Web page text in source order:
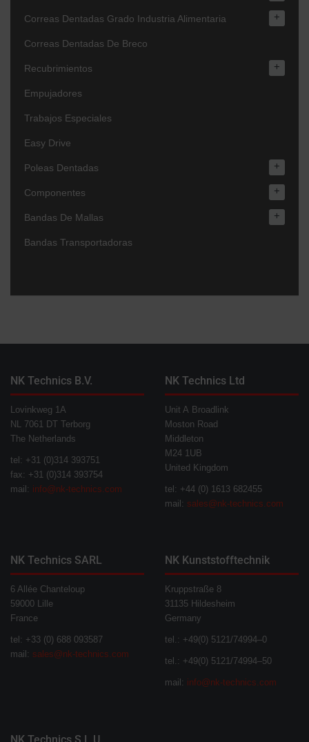
Correas Dentadas Grado Industria Alimentaria +
Correas Dentadas De Breco
Recubrimientos +
Empujadores
Trabajos Especiales
Easy Drive
Poleas Dentadas +
Componentes +
Bandas De Mallas +
Bandas Transportadoras
NK Technics B.V.
Lovinkweg 1A
NL 7061 DT Terborg
The Netherlands
tel: +31 (0)314 393751
fax: +31 (0)314 393754
mail: info@nk-technics.com
NK Technics Ltd
Unit A Broadlink
Moston Road
Middleton
M24 1UB
United Kingdom
tel: +44 (0) 1613 682455
mail: sales@nk-technics.com
NK Technics SARL
6 Allée Chanteloup
59000 Lille
France
tel: +33 (0) 688 093587
mail: sales@nk-technics.com
NK Kunststofftechnik
Kruppstraße 8
31135 Hildesheim
Germany
tel.: +49(0) 5121/74994–0
tel.: +49(0) 5121/74994–50
mail: info@nk-technics.com
NK Technics S.L.U.